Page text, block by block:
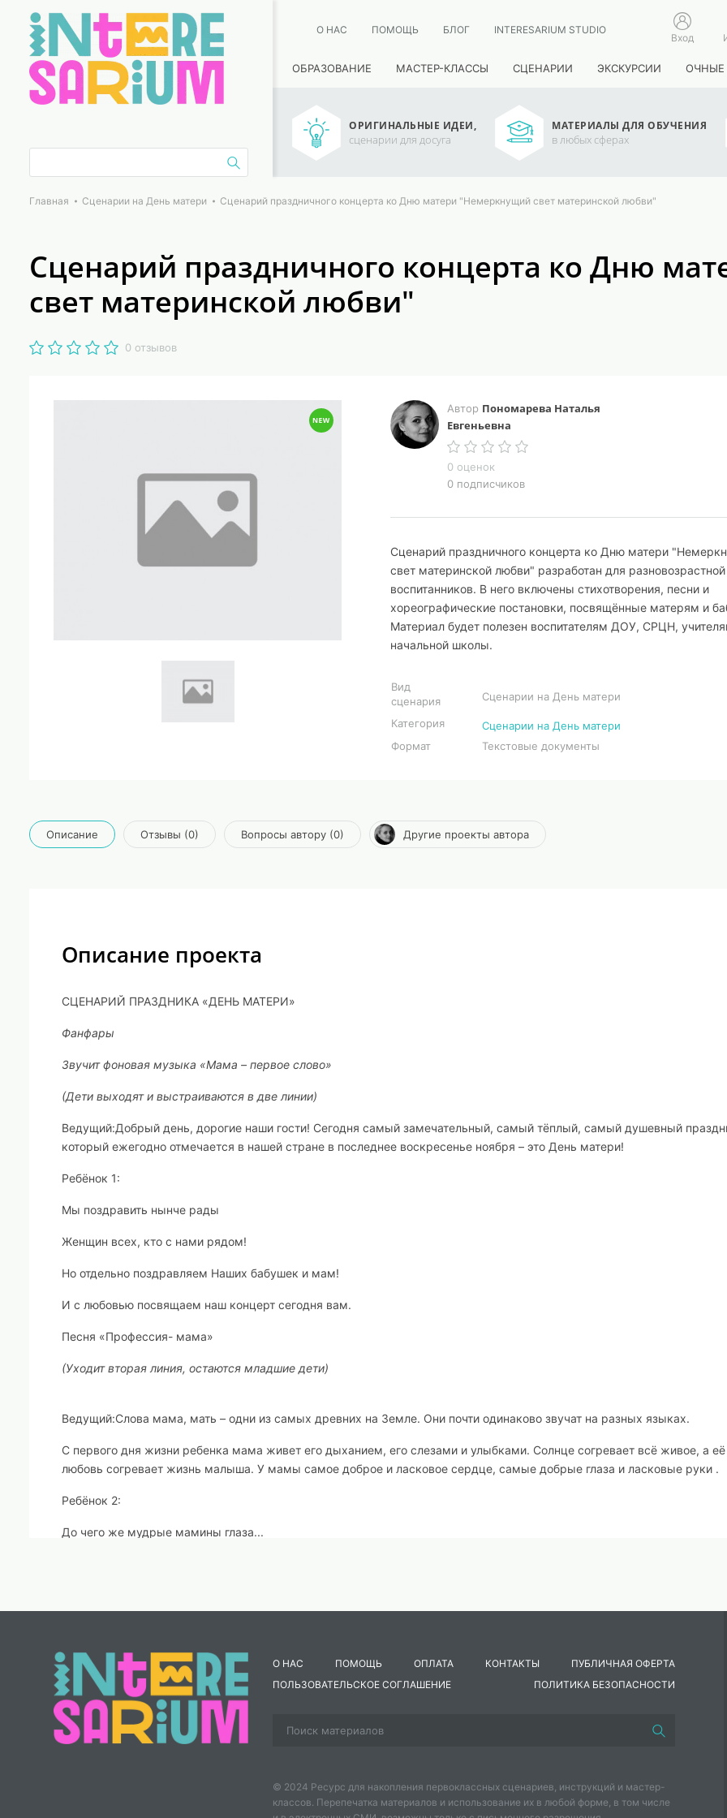
О НАС ПОМОЩЬ БЛОГ INTERESARIUM STUDIO
Вход
ОБРАЗОВАНИЕ МАСТЕР-КЛАССЫ СЦЕНАРИИ ЭКСКУРСИИ ОЧНЫЕ
ОРИГИНАЛЬНЫЕ ИДЕИ,
сценарии для досуга
МАТЕРИАЛЫ ДЛЯ ОБУЧЕНИЯ
в любых сферах
Главная Сценарии на День матери Сценарий праздничного концерта ко Дню матери "Немеркнущий свет материнской любви"
Сценарий праздничного концерта ко Дню
свет материнской любви"
0 отзывов
Автор Пономарева Наталья
Евгеньевна
0 оценок
0 подписчиков
Сценарий праздничного концерта ко Дню матери
свет материнской любви" разработан для
воспитанников. В него включены стихотворения, песни и
хореографические постановки, посвящённые матерям и
Материал будет полезен воспитателям ДОУ, СРЦН,
начальной школы.
Вид
сценария
Сценарии на День матери
Категория
Сценарии на День матери
Формат
Текстовые документы
Описание Отзывы (0) Вопросы автору (0) Другие проекты автора
Описание проекта
СЦЕНАРИЙ ПРАЗДНИКА «ДЕНЬ МАТЕРИ»
Фанфары
Звучит фоновая музыка «Мама – первое слово»
(Дети выходят и выстраиваются в две линии)
Ведущий:Добрый день, дорогие наши гости! Сегодня самый замечательный, самый тёплый, самый душевный
который ежегодно отмечается в нашей стране в последнее воскресенье ноября – это День матери!
Ребёнок 1:
Мы поздравить нынче рады
Женщин всех, кто с нами рядом!
Но отдельно поздравляем Наших бабушек и мам!
И с любовью посвящаем наш концерт сегодня вам.
Песня «Профессия- мама»
(Уходит вторая линия, остаются младшие дети)
Ведущий:Слова мама, мать – одни из самых древних на Земле. Они почти одинаково звучат на разных языках.
С первого дня жизни ребенка мама живет его дыханием, его слезами и улыбками. Солнце согревает всё живое, а её
любовь согревает жизнь малыша. У мамы самое доброе и ласковое сердце, самые добрые глаза и ласковые руки .
Ребёнок 2:
До чего же мудрые мамины глаза...
Доброте и ласке годы не страшны -
С каждым годом больше мамы нам нужны!
Мамочка все старше, детки все взрослей...
Не жалейте теплых слов мамочке своей!
Танец «Мамин вальс»
О НАС ПОМОЩЬ ОПЛАТА КОНТАКТЫ
ПУБЛИЧНАЯ ОФЕРТА
ПОЛЬЗОВАТЕЛЬСКОЕ СОГЛАШЕНИЕ
ПОЛИТИКА БЕЗОПАСНОСТИ
© 2024 Ресурс для накопления первоклассных сценариев, инструкций и мастер-
классов. Перепечатка материалов и использование их в любой форме, в том числе